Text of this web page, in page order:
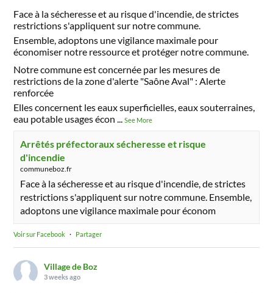
Face à la sécheresse et au risque d'incendie, de strictes
restrictions s'appliquent sur notre commune.
Ensemble, adoptons une vigilance maximale pour
économiser notre ressource et protéger notre commune.
Notre commune est concernée par les mesures de
restrictions de la zone d'alerte "Saône Aval" : Alerte
renforcée
Elles concernent les eaux superficielles, eaux souterraines,
eau potable usages écon ...See More
Arrêtés préfectoraux sécheresse et risque
d'incendie
communeboz.fr
Face à la sécheresse et au risque d'incendie, de strictes
restrictions s'appliquent sur notre commune. Ensemble,
adoptons une vigilance maximale pour économ
Voir sur Facebook · Partager
Village de Boz
3 weeks ago